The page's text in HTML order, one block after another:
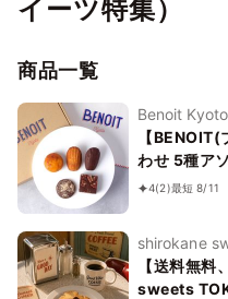
イーツ特集）
商品一覧
Benoit Kyoto
【
4(2)最短 8/11
shirokane
【送料無
sweets